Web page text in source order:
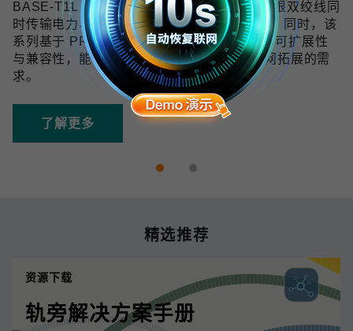
BASE-T1L 技术可在 10 Mbps 带宽下通过单根双绞线同
时传输电力与数据，传输距离最远可达 1 km。同时，该
系列基于 PROFINET 协议开发，具备良好的可扩展性
与兼容性，能够满足未来数字化和工业物联网拓展的需
求。
了解更多
精选推荐
资源下载
轨旁解决方案手册